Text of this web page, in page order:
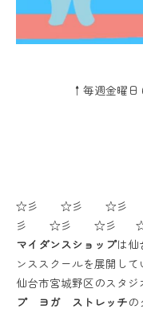
↑毎週金曜日６
☆彡 ☆彡 ☆
彡 ☆彡 ☆彡 ☆
マイダンスショップは仙
ンススクールを展開して
仙台市宮城野区のスタジ
プ ヨガ ストレッチ